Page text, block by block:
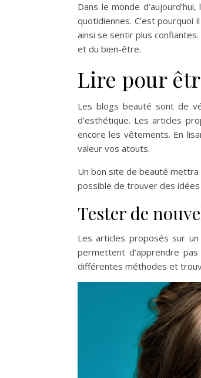
Dans le monde
quotidiennes. C’est
ainsi se sentir plus confiantes.
et du bien-être.
Lire pour
Les blogs beauté sont de
d’esthétique. Les articles
encore les vêtements. En
valeur vos atouts.
Un bon site de beauté mettra
possible de trouver des
Tester de
Les articles proposés sur un
permettent d’apprendre
différentes méthodes et